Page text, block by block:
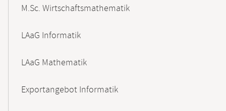
M.Sc. Wirtschaftsmathematik
LAaG Informatik
LAaG Mathematik
Exportangebot Informatik